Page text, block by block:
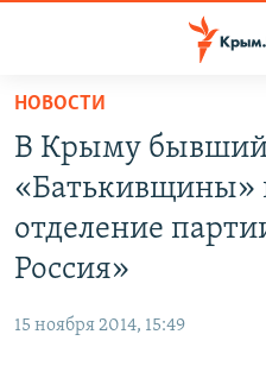
Вернуться
основному
содержанию
главной
Вернутся
СПЕЦПРОЕКТЫ
ИСТОРИЯ
ИНТЕРАКТИВ
РАДІО СВОБОДА
НОВОСТИ
В Крыму
«Батькивщины»
отделение
Россия»
15 ноября 2014, 15:49